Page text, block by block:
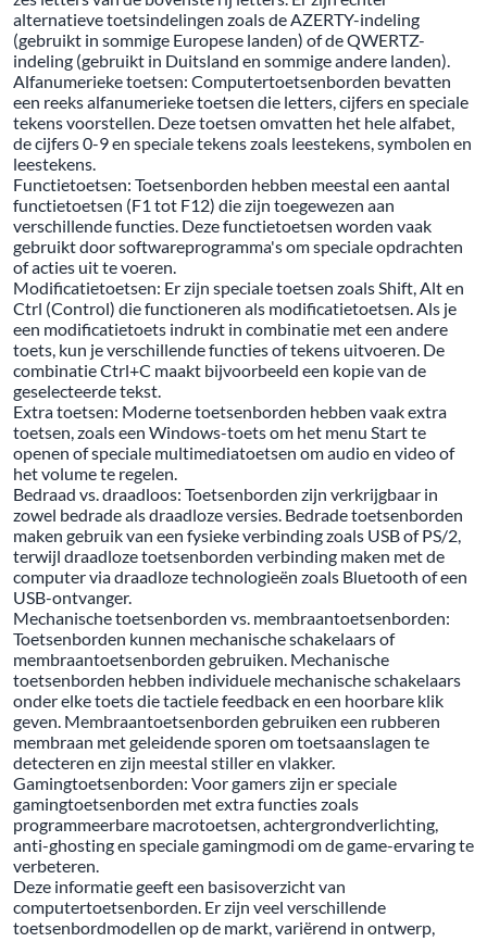
alternatieve toetsindelingen zoals de AZERTY-indeling
(gebruikt in sommige Europese landen) of de QWERTZ-
indeling (gebruikt in Duitsland en sommige andere landen).
Alfanumerieke toetsen: Computertoetsenborden bevatten
een reeks alfanumerieke toetsen die letters, cijfers en speciale
tekens voorstellen. Deze toetsen omvatten het hele alfabet,
de cijfers 0-9 en speciale tekens zoals leestekens, symbolen en
leestekens.
Functietoetsen: Toetsenborden hebben meestal een aantal
functietoetsen (F1 tot F12) die zijn toegewezen aan
verschillende functies. Deze functietoetsen worden vaak
gebruikt door softwareprogramma's om speciale opdrachten
of acties uit te voeren.
Modificatietoetsen: Er zijn speciale toetsen zoals Shift, Alt en
Ctrl (Control) die functioneren als modificatietoetsen. Als je
een modificatietoets indrukt in combinatie met een andere
toets, kun je verschillende functies of tekens uitvoeren. De
combinatie Ctrl+C maakt bijvoorbeeld een kopie van de
geselecteerde tekst.
Extra toetsen: Moderne toetsenborden hebben vaak extra
toetsen, zoals een Windows-toets om het menu Start te
openen of speciale multimediatoetsen om audio en video of
het volume te regelen.
Bedraad vs. draadloos: Toetsenborden zijn verkrijgbaar in
zowel bedrade als draadloze versies. Bedrade toetsenborden
maken gebruik van een fysieke verbinding zoals USB of PS/2,
terwijl draadloze toetsenborden verbinding maken met de
computer via draadloze technologieën zoals Bluetooth of een
USB-ontvanger.
Mechanische toetsenborden vs. membraantoetsenborden:
Toetsenborden kunnen mechanische schakelaars of
membraantoetsenborden gebruiken. Mechanische
toetsenborden hebben individuele mechanische schakelaars
onder elke toets die tactiele feedback en een hoorbare klik
geven. Membraantoetsenborden gebruiken een rubberen
membraan met geleidende sporen om toetsaanslagen te
detecteren en zijn meestal stiller en vlakker.
Gamingtoetsenborden: Voor gamers zijn er speciale
gamingtoetsenborden met extra functies zoals
programmeerbare macrotoetsen, achtergrondverlichting,
anti-ghosting en speciale gamingmodi om de game-ervaring te
verbeteren.
Deze informatie geeft een basisoverzicht van
computertoetsenborden. Er zijn veel verschillende
toetsenbordmodellen op de markt, variërend in ontwerp,